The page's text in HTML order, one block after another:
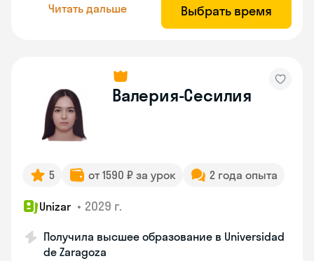
Читать дальше Выбрать время
Валерия-Сесилия
5 от 1590 ₽ за урок 2 года опыта
Unizar • 2029 г.
Получила высшее образование в Universidad
de Zaragoza